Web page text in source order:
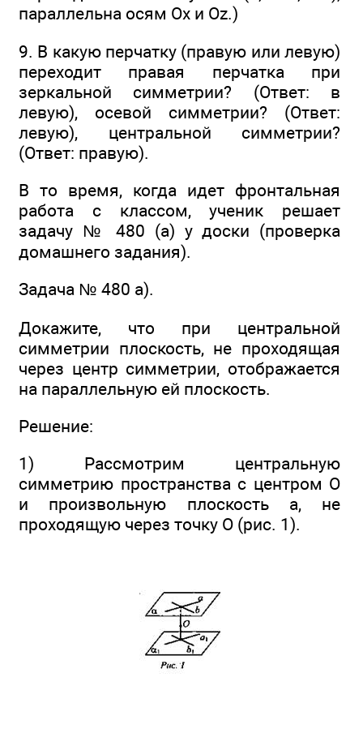
параллельна осям Ох и Oz.)
9. В какую перчатку (правую или левую)
переходит правая перчатка при
зеркальной симметрии? (Ответ: в
левую), осевой симметрии? (Ответ:
левую), центральной симметрии?
(Ответ: правую).
В то время, когда идет фронтальная
работа с классом, ученик решает
задачу № 480 (а) у доски (проверка
домашнего задания).
Задача № 480 а).
Докажите, что при центральной
симметрии плоскость, не проходящая
через центр симметрии, отображается
на параллельную ей плоскость.
Решение:
1) Рассмотрим центральную
симметрию пространства с центром О
и произвольную плоскость а, не
проходящую через точку О (рис. 1).